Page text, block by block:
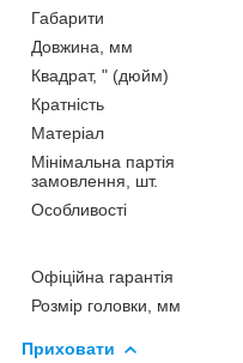
Габарити
Довжина, мм
Квадрат, " (дюйм)
Кратність
Матеріал
Мінімальна партія
замовлення, шт.
Особливості
Офіційна гарантія
Розмір головки, мм
Приховати